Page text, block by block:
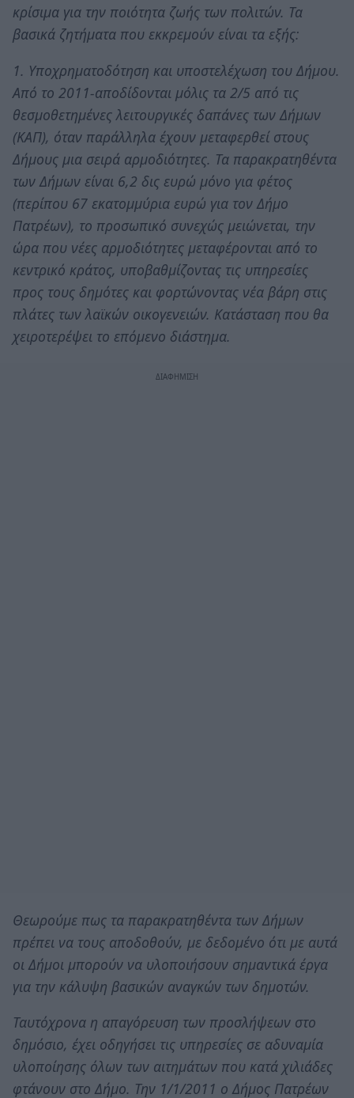
κρίσιμα για την ποιότητα ζωής των πολιτών. Τα
βασικά ζητήματα που εκκρεμούν είναι τα εξής:
1. Υποχρηματοδότηση και υποστελέχωση του Δήμου.
Από το 2011-αποδίδονται μόλις τα 2/5 από τις
θεσμοθετημένες λειτουργικές δαπάνες των Δήμων
(ΚΑΠ), όταν παράλληλα έχουν μεταφερθεί στους
Δήμους μια σειρά αρμοδιότητες. Τα παρακρατηθέντα
των Δήμων είναι 6,2 δις ευρώ μόνο για φέτος
(περίπου 67 εκατομμύρια ευρώ για τον Δήμο
Πατρέων), το προσωπικό συνεχώς μειώνεται, την
ώρα που νέες αρμοδιότητες μεταφέρονται από το
κεντρικό κράτος, υποβαθμίζοντας τις υπηρεσίες
προς τους δημότες και φορτώνοντας νέα βάρη στις
πλάτες των λαϊκών οικογενειών. Κατάσταση που θα
χειροτερέψει το επόμενο διάστημα.
Θεωρούμε πως τα παρακρατηθέντα των Δήμων
πρέπει να τους αποδοθούν, με δεδομένο ότι με αυτά
οι Δήμοι μπορούν να υλοποιήσουν σημαντικά έργα
για την κάλυψη βασικών αναγκών των δημοτών.
Ταυτόχρονα η απαγόρευση των προσλήψεων στο
δημόσιο, έχει οδηγήσει τις υπηρεσίες σε αδυναμία
υλοποίησης όλων των αιτημάτων που κατά χιλιάδες
φτάνουν στο Δήμο. Την 1/1/2011 ο Δήμος Πατρέων